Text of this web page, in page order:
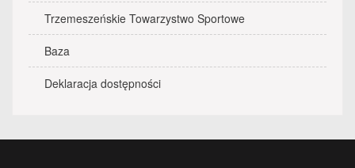
Trzemeszeńskie Towarzystwo Sportowe
Baza
Deklaracja dostępności